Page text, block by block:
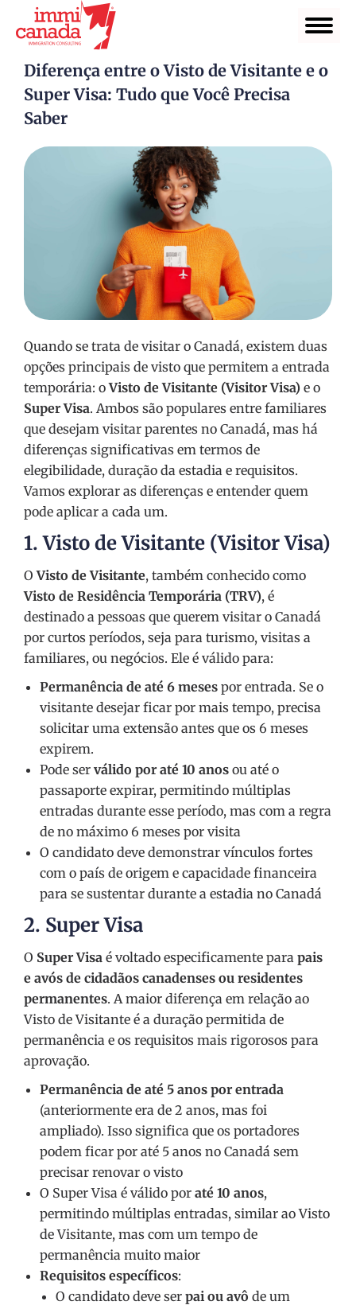
Diferença entre o Visto de Visitante e o
Super Visa: Tudo que Você Precisa
Saber
Quando se trata de visitar o Canadá, existem duas
opções principais de visto que permitem a entrada
temporária: oVisto de Visitante (Visitor Visa) e o
Super Visa. Ambos são populares entre familiares
que desejam visitar parentes no Canadá, mas há
diferenças significativas em termos de
elegibilidade, duração da estadia e requisitos.
Vamos explorar as diferenças e entender quem
pode aplicar a cada um.
1.Visto de Visitante (Visitor Visa)
OVisto de Visitante, também conhecido como
Visto de Residência Temporária (TRV), é
destinado a pessoas que querem visitar o Canadá
por curtos períodos, seja para turismo, visitas a
familiares, ou negócios. Ele é válido para:
Permanência de até 6 meses por entrada. Se o
visitante desejar ficar por mais tempo, precisa
solicitar uma extensão antes que os 6 meses
expirem.
Pode ser válido por até 10 anos ou até o
passaporte expirar, permitindo múltiplas
entradas durante esse período, mas com a regra
de no máximo 6 meses por visita
O candidato deve demonstrar vínculos fortes
com o país de origem e capacidade financeira
para se sustentar durante a estadia no Canadá​
2. Super Visa
O Super Visa é voltado especificamente para pais
e avós de cidadãos canadenses ou residentes
permanentes. A maior diferença em relação ao
Visto de Visitante é a duração permitida de
permanência e os requisitos mais rigorosos para
aprovação.
Permanência de até 5 anos por entrada
(anteriormente era de 2 anos, mas foi
ampliado). Isso significa que os portadores
podem ficar por até 5 anos no Canadá sem
precisar renovar o visto
O Super Visa é válido por até 10 anos,
permitindo múltiplas entradas, similar ao Visto
de Visitante, mas com um tempo de
permanência muito maior
Requisitos específicos:
O candidato deve ser pai ou avô de um